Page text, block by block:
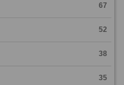
67
52
38
35